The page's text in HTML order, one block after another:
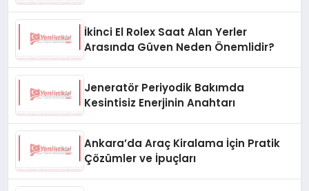
İkinci El Rolex Saat Alan Yerler
Arasında Güven Neden Önemlidir?
Jeneratör Periyodik Bakımda
Kesintisiz Enerjinin Anahtarı
Ankara’da Araç Kiralama İçin Pratik
Çözümler ve İpuçları